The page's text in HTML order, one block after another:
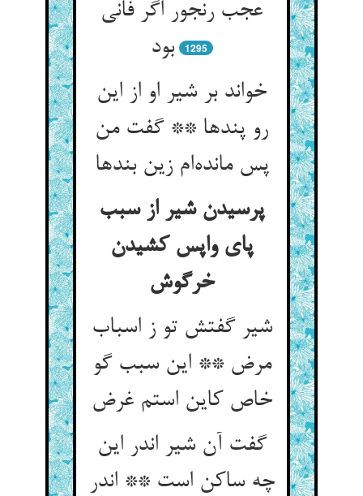
عجب رنجور اگر فانی
بود
1295
خواند بر شیر او از این
رو پندها ** گفت من
پس مانده‌‌ام زین بندها
پرسیدن شیر از سبب
پای واپس کشیدن
شیر گفتش تو ز اسباب
مرض ** این سبب گو
خاص کاین استم غرض‌‌
گفت آن شیر اندر این
چه ساکن است ** اندر